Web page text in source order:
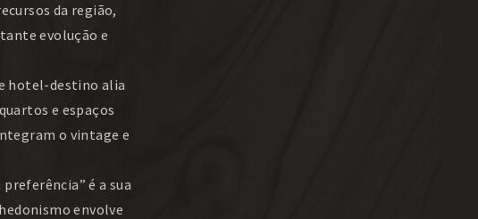
da região,
evolução e
hotel-destino alia
e espaços
o vintage e
é a sua
envolve